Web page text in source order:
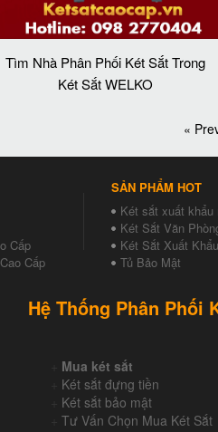
Tìm Nhà Phân Phối Két Sắt Trong
Két Sắt WELKO
«
Cấp
Cấp
SẢN PHẨM HOT
Két sắt xuất khẩu
Két Sắt Văn
Két Sắt Xuất
Tủ Bảo Mật
Hệ Thống Phân Phối
Mua két sắt
Két sắt đựng tiền
Két sắt bảo mật
Tư Vấn Chọn Mua Két Sắt